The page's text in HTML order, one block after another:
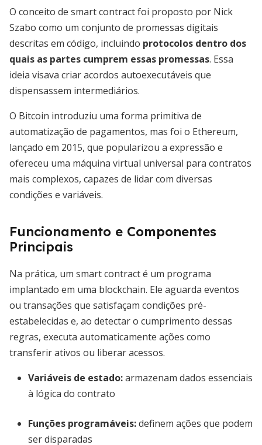
O conceito de smart contract foi proposto por Nick
Szabo como um conjunto de promessas digitais
descritas em código, incluindo protocolos dentro dos
quais as partes cumprem essas promessas. Essa
ideia visava criar acordos autoexecutáveis que
dispensassem intermediários.
O Bitcoin introduziu uma forma primitiva de
automatização de pagamentos, mas foi o Ethereum,
lançado em 2015, que popularizou a expressão e
ofereceu uma máquina virtual universal para contratos
mais complexos, capazes de lidar com diversas
condições e variáveis.
Funcionamento e Componentes
Principais
Na prática, um smart contract é um programa
implantado em uma blockchain. Ele aguarda eventos
ou transações que satisfaçam condições pré-
estabelecidas e, ao detectar o cumprimento dessas
regras, executa automaticamente ações como
transferir ativos ou liberar acessos.
Variáveis de estado:armazenam dados essenciais
à lógica do contrato
Funções programáveis:definem ações que podem
ser disparadas